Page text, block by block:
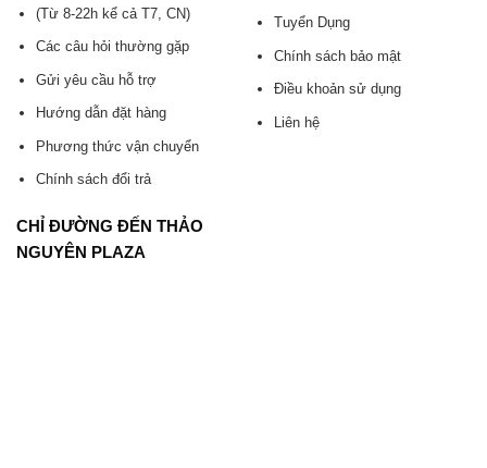
(Từ 8-22h kể cả T7, CN)
Các câu hỏi thường gặp
Gửi yêu cầu hỗ trợ
Hướng dẫn đặt hàng
Phương thức vận chuyển
Chính sách đổi trả
Tuyển Dụng
Chính sách bảo mật
Điều khoản sử dụng
Liên hệ
CHỈ ĐƯỜNG ĐẾN THẢO
NGUYÊN PLAZA